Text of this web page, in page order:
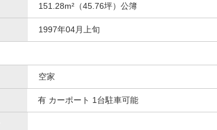
151.28m²（45.76坪）公簿
1997年04月上旬
空家
有 カーポート 1台駐車可能